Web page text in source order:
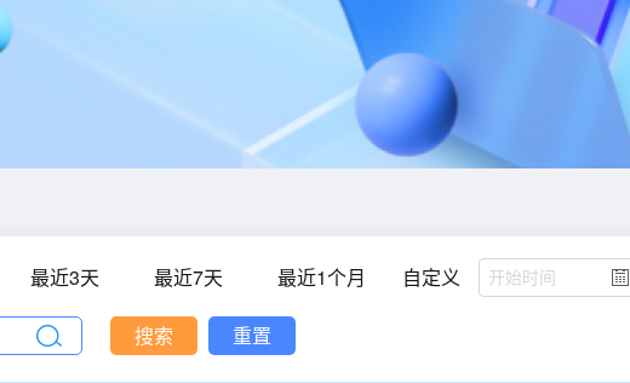
最近3天 最近7天 最近1个月 自定义
搜索 重置